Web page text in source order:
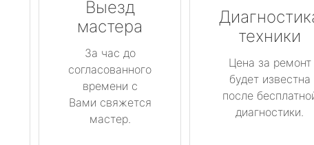
Выезд
мастера
За час до
согласованного
времени с
Вами свяжется
мастер.
техники
Цена за ремонт
будет известна
после
диагностики.